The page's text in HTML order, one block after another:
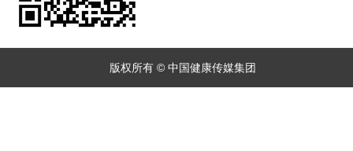
版权所有 © 中国健康传媒集团